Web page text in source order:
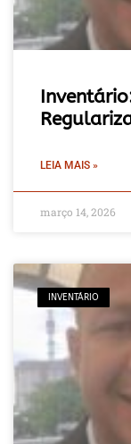
LEIA MAIS »
março 14, 2026
INVENTÁRIO